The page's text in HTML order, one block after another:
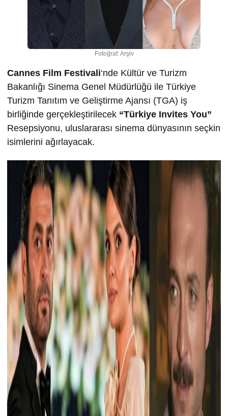
Fotoğraf: Arşiv
Cannes Film Festivali‘nde Kültür ve Turizm
Bakanlığı Sinema Genel Müdürlüğü ile Türkiye
Turizm Tanıtım ve Geliştirme Ajansı (TGA) iş
birliğinde gerçekleştirilecek “Türkiye Invites You”
Resepsiyonu, uluslararası sinema dünyasının seçkin
isimlerini ağırlayacak.